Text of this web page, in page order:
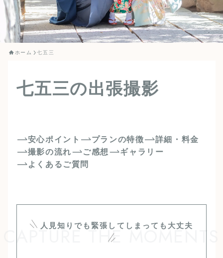
ホーム 七五三
七五三の出張撮影
安心ポイント プランの特徴
詳細・料金
撮影の流れ
ご感想
ギャラリー
よくあるご質問
人見知りでも緊張してしまっても大丈夫